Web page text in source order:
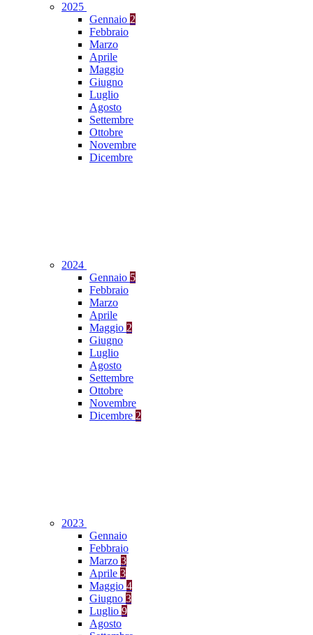
2025
Gennaio 2
Febbraio
Marzo
Aprile
Maggio
Giugno
Luglio
Agosto
Settembre
Ottobre
Novembre
Dicembre
2024
Gennaio 5
Febbraio
Marzo
Aprile
Maggio 2
Giugno
Luglio
Agosto
Settembre
Ottobre
Novembre
Dicembre 2
2023
Gennaio
Febbraio
Marzo 3
Aprile 3
Maggio 4
Giugno 3
Luglio 9
Agosto